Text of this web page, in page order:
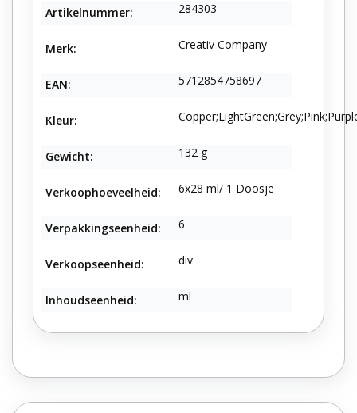
Artikelnummer: 284303
Merk: Creativ Company
EAN: 5712854758697
Kleur:
Gewicht: 132 g
Verkoophoeveelheid: 6x28 ml/ 1 Doosje
Verpakkingseenheid: 6
Verkoopseenheid: div
Inhoudseenheid: ml